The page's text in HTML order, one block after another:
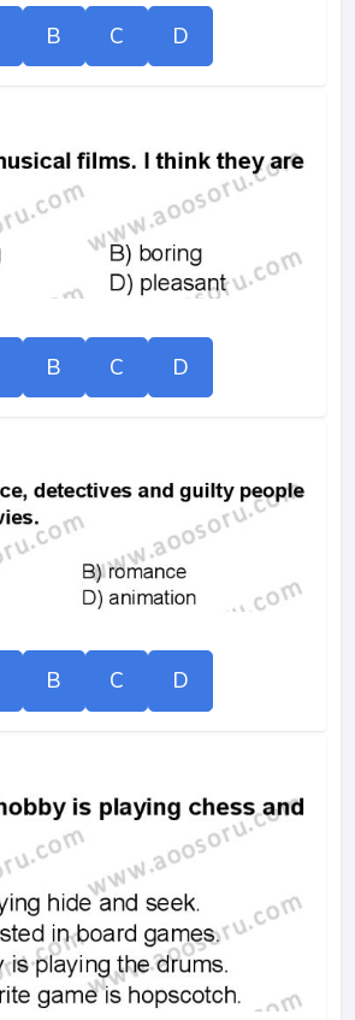
B C D
B C D
B C D